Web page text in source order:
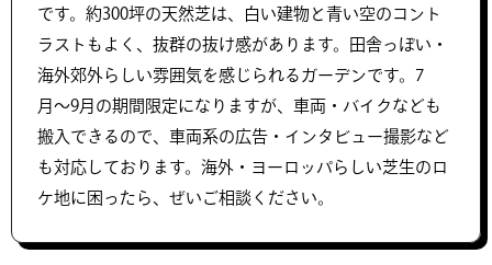
です。約300坪の天然芝は、白い建物と青い空のコント
ラストもよく、抜群の抜け感があります。田舎っぽい・
海外郊外らしい雰囲気を感じられるガーデンです。7
月〜9月の期間限定になりますが、車両・バイクなども
搬入できるので、車両系の広告・インタビュー撮影など
も対応しております。海外・ヨーロッパらしい芝生のロ
ケ地に困ったら、ぜいご相談ください。